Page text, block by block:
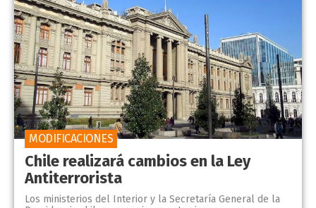
Chile realizará cambios en la Ley
Antiterrorista
Los ministerios del Interior y la Secretaría General de la
MODIFICACIONES